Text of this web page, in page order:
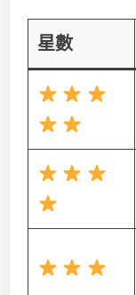
星數